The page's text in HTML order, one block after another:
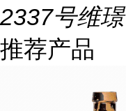
2337号维
推荐产品